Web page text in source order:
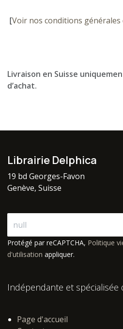
[Voir nos conditions générales
Livraison en Suisse
d’achat.
Librairie Delphica
19 bd Georges-Favon
Genève, Suisse
Protégé par reCAPTCHA, Politique
d'utilisation appliquer.
Indépendante et spécialisée
Page d'accueil